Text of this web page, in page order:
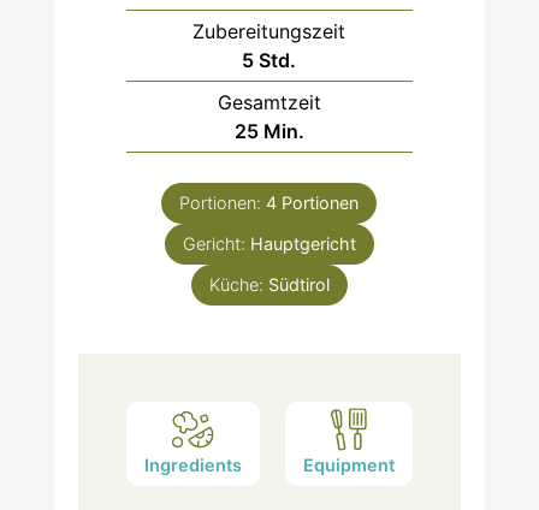
Zubereitungszeit
5Stunden
Std.
Gesamtzeit
25Minuten
Min.
Portionen:4 Portionen
Gericht: Hauptgericht
Küche: Südtirol
Ingredients Equipment